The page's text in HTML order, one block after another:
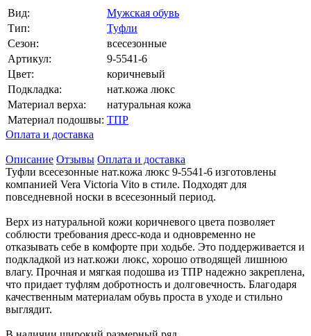
Вид:
Мужская обувь
Тип:
Туфли
Сезон:
всесезонные
Артикул:
9-5541-6
Цвет:
коричневый
Подкладка:
нат.кожа люкс
Материал верха:
натуральная кожа
Материал подошвы: ТПР
Оплата и доставка
Описание Отзывы Оплата и доставка
Туфли всесезонные нат.кожа люкс 9-5541-6 изготовлены
компанией Vera Victoria Vito в стиле. Подходят для
повседневной носки в всесезонный период.
Верх из натуральной кожи коричневого цвета позволяет
соблюсти требования дресс-кода и одновременно не
отказывать себе в комфорте при ходьбе. Это поддерживается и
подкладкой из нат.кожи люкс, хорошо отводящей лишнюю
влагу. Прочная и мягкая подошва из ТПР надежно закреплена,
что придает туфлям добротность и долговечность. Благодаря
качественным материалам обувь проста в уходе и стильно
выглядит.